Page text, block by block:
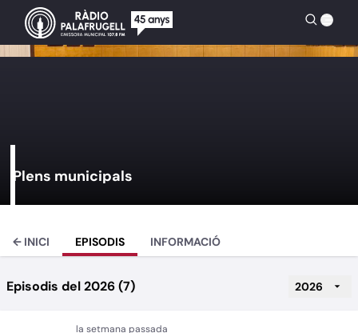
Plens municipals
← INICI EPISODIS INFORMACIÓ
Episodis del 2026 (7) 2026